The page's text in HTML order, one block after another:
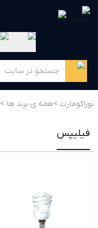
نوراکومارت >همه ی برند ها >
فیلیپس